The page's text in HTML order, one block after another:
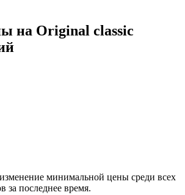
на Original classic
минимальной цены среди всех
за последнее время.